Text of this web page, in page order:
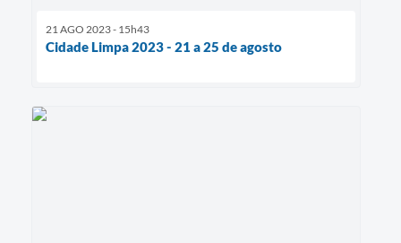
21 AGO 2023 - 15h43
Cidade Limpa 2023 - 21 a 25 de agosto